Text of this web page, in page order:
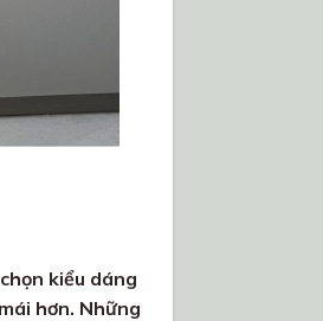
kiểu dáng
hơn. Những